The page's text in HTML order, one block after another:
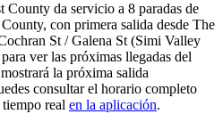
da servicio a 8 paradas de
con primera salida desde The
St / Galena St (Simi Valley
ver las próximas llegadas del
la próxima salida
consultar el horario completo
real en la aplicación.